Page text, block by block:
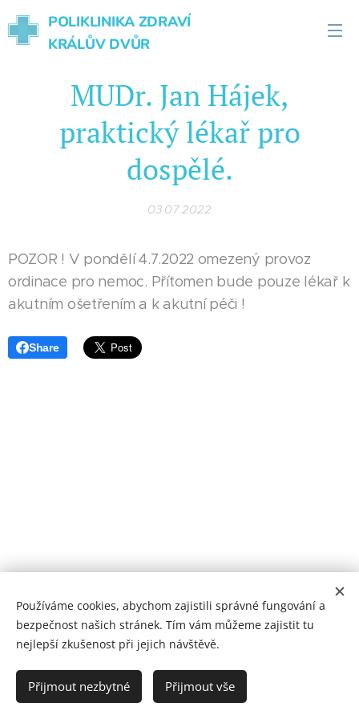
POLIKLINIKA ZDRAVÍ
KRÁLŮV DVŮR
MUDr. Jan Hájek,
praktický lékař pro
dospělé.
03.07.2022
POZOR ! V pondělí 4.7.2022 omezený provoz
ordinace pro nemoc. Přítomen bude pouze lékař k
akutním ošetřením a k akutní péči !
Share
Poliklinika Králův Dvůr | Jsme tu pro vaše zdraví
BH MED s.r.o. ® 2025
Cookies
Používáme cookies, abychom zajistili správné fungování a
bezpečnost našich stránek. Tím vám můžeme zajistit tu
nejlepší zkušenost při jejich návštěvě.
Přijmout nezbytné Přijmout vše